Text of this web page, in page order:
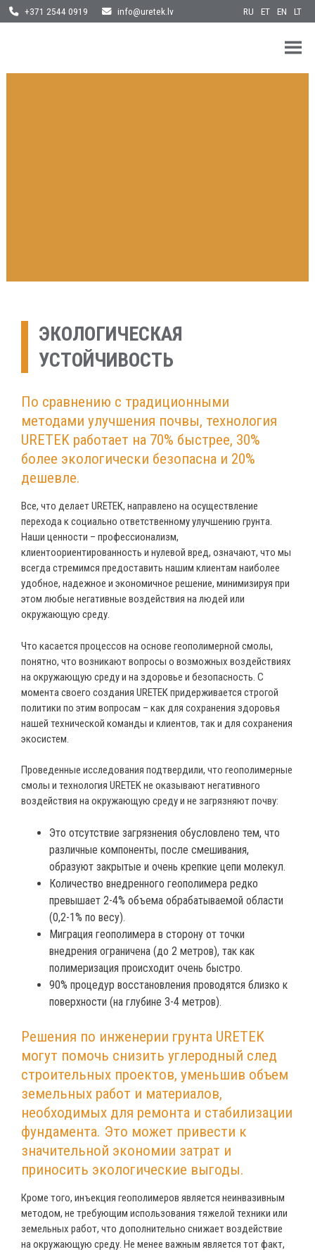
Skip
to
+371 2544 0919 info@uretek.lv RU ET EN LT
ЭКОЛОГИЧЕСКАЯ
УСТОЙЧИВОСТЬ
По сравнению с традиционными
методами улучшения почвы, технология
URETEK работает на 70% быстрее, 30%
более экологически безопасна и 20%
дешевле.
Все, что делает URETEK, направлено на осуществление
перехода к социально ответственному улучшению грунта.
Наши ценности – профессионализм,
клиентоориентированность и нулевой вред, означают, что мы
всегда стремимся предоставить нашим клиентам наиболее
удобное, надежное и экономичное решение, минимизируя при
этом любые негативные воздействия на людей или
окружающую среду.
Что касается процессов на основе геополимерной смолы,
понятно, что возникают вопросы о возможных воздействиях
на окружающую среду и на здоровье и безопасность. С
момента своего создания URETEK придерживается строгой
политики по этим вопросам – как для сохранения здоровья
нашей технической команды и клиентов, так и для сохранения
экосистем.
Проведенные исследования подтвердили, что геополимерные
смолы и технология URETEK не оказывают негативного
воздействия на окружающую среду и не загрязняют почву:
Это отсутствие загрязнения обусловлено тем, что
различные компоненты, после смешивания,
образуют закрытые и очень крепкие цепи молекул.
Количество внедренного геополимера редко
превышает 2-4% объема обрабатываемой области
(0,2-1% по весу).
Миграция геополимера в сторону от точки
внедрения ограничена (до 2 метров), так как
полимеризация происходит очень быстро.
90% процедур восстановления проводятся близко к
поверхности (на глубине 3-4 метров).
Решения по инженерии грунта URETEK
могут помочь снизить углеродный след
строительных проектов, уменьшив объем
земельных работ и материалов,
необходимых для ремонта и стабилизации
фундамента. Это может привести к
значительной экономии затрат и
приносить экологические выгоды.
Кроме того, инъекция геополимеров является неинвазивным
методом, не требующим использования тяжелой техники или
земельных работ, что дополнительно снижает воздействие
на окружающую среду. Не менее важным является тот факт,